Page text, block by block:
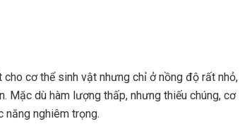
cơ thể sinh vật nhưng chỉ ở nồng độ rất nhỏ,
Mặc dù hàm lượng thấp, nhưng thiếu chúng, cơ
năng nghiêm trọng.